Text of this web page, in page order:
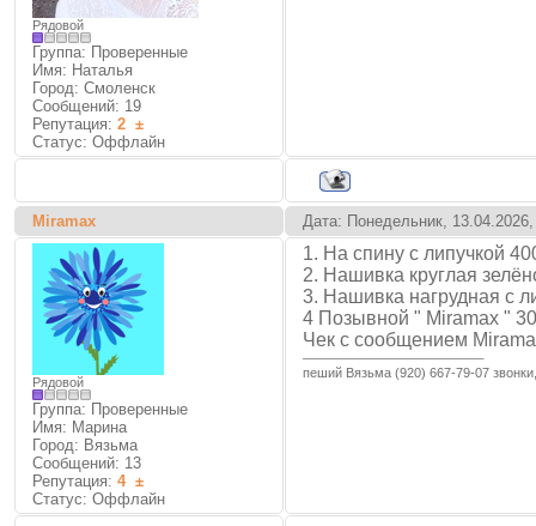
Рядовой
Группа: Проверенные
Имя: Наталья
Город: Смоленск
Сообщений: 19
Репутация: 2 ±
Статус: Оффлайн
Miramax Дата: Понедельник,
Рядовой
Группа: Проверенные
Имя: Марина
Город: Вязьма
Сообщений: 13
Репутация: 4 ±
Статус: Оффлайн
1. На спину с липучкой
2. Нашивка круглая
3. Нашивка нагрудная с
4 Позывной " Miramax "
Чек с сообщением
пеший ‍Вязьма (920) 667-79-07